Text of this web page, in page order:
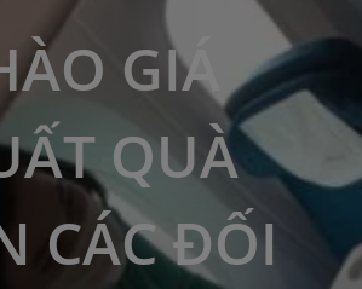
GIÁ
QUÀ
CÁC ĐỐI